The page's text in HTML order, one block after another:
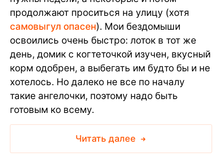
продолжают проситься на улицу (хотя
самовыгул опасен). Мои бездомыши
освоились очень быстро: лоток в тот же
день, домик с когтеточкой изучен, вкусный
корм одобрен, а выбегать им будто бы и не
хотелось. Но далеко не все по началу
такие ангелочки, поэтому надо быть
готовым ко всему.
Читать далее